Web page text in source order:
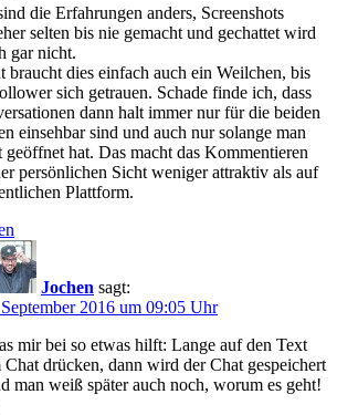
die Erfahrungen anders, Screenshots
selten bis nie gemacht und gechattet wird
gar nicht.
braucht dies einfach auch ein Weilchen, bis
sich getrauen. Schade finde ich, dass
dann halt immer nur für die beiden
einsehbar sind und auch nur solange man
geöffnet hat. Das macht das Kommentieren
persönlichen Sicht weniger attraktiv als auf
Plattform.
Jochen sagt:
2016 um 09:05 Uhr
mir bei so etwas hilft: Lange auf den Text
Chat drücken, dann wird der Chat gespeichert
man weiß später auch noch, worum es geht!